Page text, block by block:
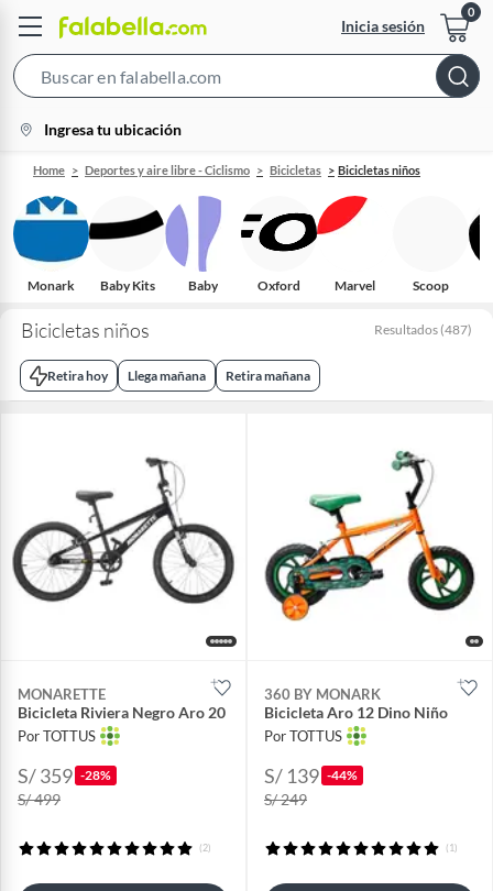
Inicia sesión
Bar
location-
icon
Ingresa tu ubicación
Home Deportes y aire libre - Ciclismo Bicicletas Bicicletas niños
Monark Baby Kits Baby Oxford Marvel Scoop
Bicicletas niños Resultados (487)
Retira hoy Llega mañana Retira mañana
MONARETTE
Bicicleta Riviera Negro Aro 20
Por TOTTUS
S/ 359 -28%
S/ 499
(2)
360 BY MONARK
Bicicleta Aro 12 Dino Niño
Por TOTTUS
S/ 139 -44%
S/ 249
(1)